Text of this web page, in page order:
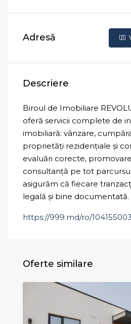
Adresă
Descriere
Biroul de Imobiliare
oferă servicii complete de
imobiliară: vânzare,
proprietăți rezidențiale și
evaluări corecte,
consultanță pe tot
asigurăm că fiecare
legală și bine documentată.
https://999.md/ro/104155003
Oferte similare